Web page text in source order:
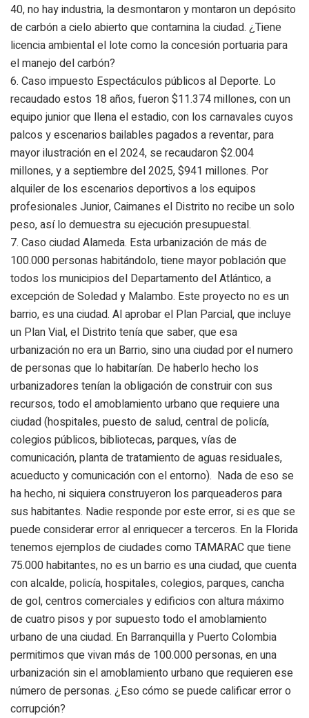
40, no hay industria, la desmontaron y montaron un depósito
de carbón a cielo abierto que contamina la ciudad. ¿Tiene
licencia ambiental el lote como la concesión portuaria para
el manejo del carbón?
6. Caso impuesto Espectáculos públicos al Deporte. Lo
recaudado estos 18 años, fueron $11.374 millones, con un
equipo junior que llena el estadio, con los carnavales cuyos
palcos y escenarios bailables pagados a reventar, para
mayor ilustración en el 2024, se recaudaron $2.004
millones, y a septiembre del 2025, $941 millones. Por
alquiler de los escenarios deportivos a los equipos
profesionales Junior, Caimanes el Distrito no recibe un solo
peso, así lo demuestra su ejecución presupuestal.
7. Caso ciudad Alameda. Esta urbanización de más de
100.000 personas habitándolo, tiene mayor población que
todos los municipios del Departamento del Atlántico, a
excepción de Soledad y Malambo. Este proyecto no es un
barrio, es una ciudad. Al aprobar el Plan Parcial, que incluye
un Plan Vial, el Distrito tenía que saber, que esa
urbanización no era un Barrio, sino una ciudad por el numero
de personas que lo habitarían. De haberlo hecho los
urbanizadores tenían la obligación de construir con sus
recursos, todo el amoblamiento urbano que requiere una
ciudad (hospitales, puesto de salud, central de policía,
colegios públicos, bibliotecas, parques, vías de
comunicación, planta de tratamiento de aguas residuales,
acueducto y comunicación con el entorno). Nada de eso se
ha hecho, ni siquiera construyeron los parqueaderos para
sus habitantes. Nadie responde por este error, si es que se
puede considerar error al enriquecer a terceros. En la Florida
tenemos ejemplos de ciudades como TAMARAC que tiene
75.000 habitantes, no es un barrio es una ciudad, que cuenta
con alcalde, policía, hospitales, colegios, parques, cancha
de gol, centros comerciales y edificios con altura máximo
de cuatro pisos y por supuesto todo el amoblamiento
urbano de una ciudad. En Barranquilla y Puerto Colombia
permitimos que vivan más de 100.000 personas, en una
urbanización sin el amoblamiento urbano que requieren ese
número de personas. ¿Eso cómo se puede calificar error o
corrupción?